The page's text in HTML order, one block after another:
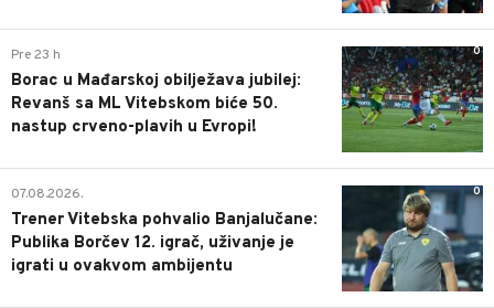
0
Pre 23 h
Borac u Mađarskoj obilježava jubilej:
Revanš sa ML Vitebskom biće 50.
nastup crveno-plavih u Evropi!
0
07.08.2026.
Trener Vitebska pohvalio Banjalučane:
Publika Borčev 12. igrač, uživanje je
igrati u ovakvom ambijentu